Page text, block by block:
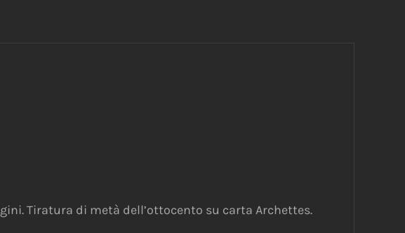
Tiratura di metà dell’ottocento su carta Archettes.